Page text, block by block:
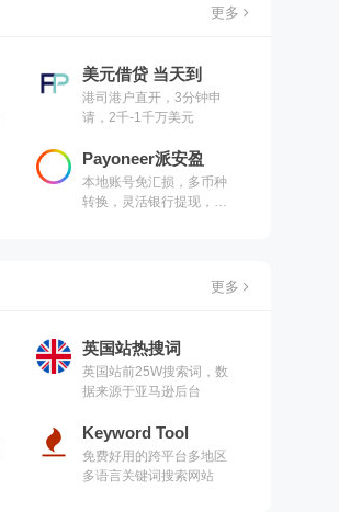
更多
美元借贷 当天到
港司港户直开，3分钟申
请，2千-1千万美元
Payoneer派安盈
本地账号免汇损，多币种
转换，灵活银行提现，采
更多
英国站热搜词
英国站前25W搜索词，数
据来源于亚马逊后台
Keyword Tool
免费好用的跨平台多地区
多语言关键词搜索网站